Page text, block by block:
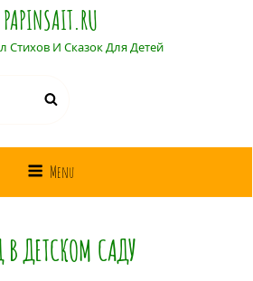
PAPINSAIT.RU
Стихов И Сказок Для Детей
Menu
В ДЕТСКОМ САДУ